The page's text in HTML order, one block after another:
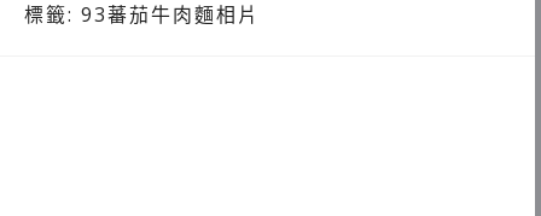
標籤: 93蕃茄牛肉麵相片